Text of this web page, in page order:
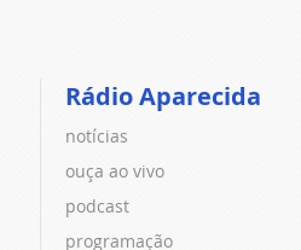
Rádio Aparecida
notícias
ouça ao vivo
podcast
programação